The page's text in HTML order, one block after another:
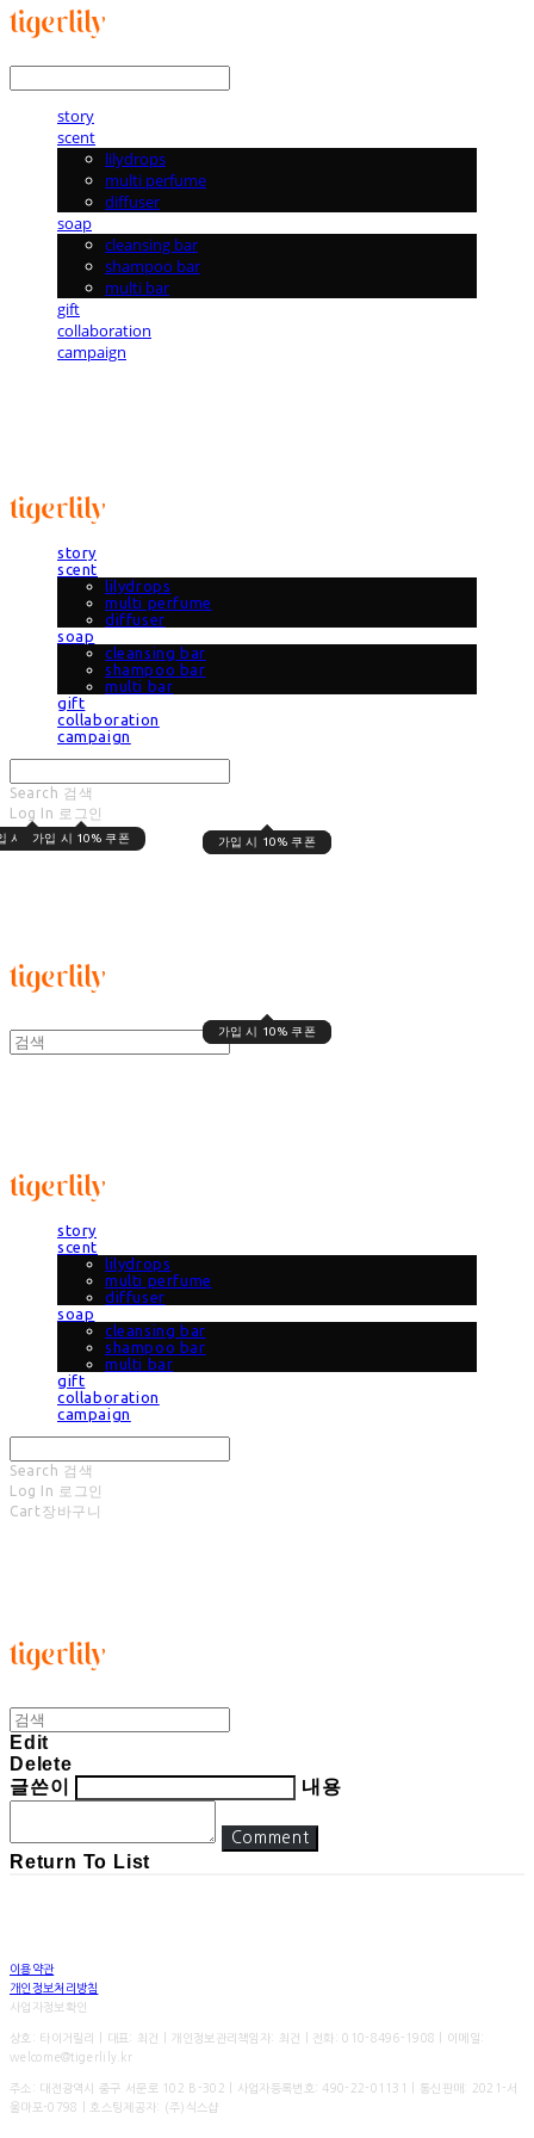
story
scent
lilydrops
multi perfume
diffuser
soap
cleansing bar
shampoo bar
multi bar
gift
collaboration
campaign
story
scent
lilydrops
multi perfume
diffuser
soap
cleansing bar
shampoo bar
multi bar
gift
collaboration
campaign
Search 검색
Log In
시 10% 쿠폰
로그인
가입 시 10% 쿠폰 가입 시 10% 쿠폰
가입 시 10% 쿠폰
Cart 장바구니
가입 시 10% 쿠폰
가입 시 10% 쿠폰
story
scent
lilydrops
multi perfume
diffuser
soap
cleansing bar
shampoo bar
multi bar
gift
collaboration
campaign
Search 검색
Log In 로그인
Cart 장바구니
Edit
Delete
글쓴이
내용
Comment
Return To List
이용약관
개인정보처리방침
사업자정보확인
상호: 타이거릴리 | 대표: 최건 | 개인정보관리책임자: 최건 | 전화: 010-8496-1908 | 이메일:
welcome@tigerlily.kr
주소: 대전광역시 중구 서문로 102 B-302 | 사업자등록번호: 490-22-01131 | 통신판매: 2021-서
울마포-0798
| 호스팅제공자: (주)식스샵